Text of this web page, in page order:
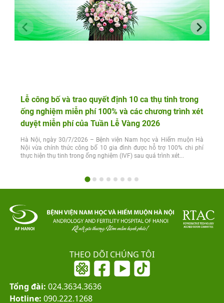
Lễ công bố và trao quyết định 10 ca thụ tinh trong
ống nghiệm miễn phí 100% và các chương trình xét
duyệt miễn phí của Tuần Lễ Vàng 2026
Hà Nội, ngày 30/7/2026 – Bệnh viện Nam học và Hiếm muộn Hà
Nội vừa chính thức công bố 10 gia đình được hỗ trợ 100% chi phí
thực hiện thụ tinh trong ống nghiệm (IVF) sau quá trình xét...
THEO DÕI CHÚNG TÔI
Tổng đài: 024.3634.3636
Hotline: 090.222.1268